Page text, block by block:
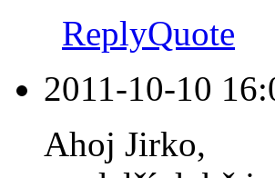
ReplyQuote
2011-10-10
Ahoj Jirko,